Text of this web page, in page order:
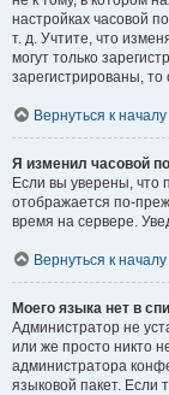
настройках часовой
т. д. Учтите, что
могут только
зарегистрированы,
Вернуться к началу
Я изменил часовой
Если вы уверены, что
отображается по-
время на сервере.
Вернуться к началу
Моего языка нет в
Администратор не
или же просто никто
администратора
языковой пакет. Если